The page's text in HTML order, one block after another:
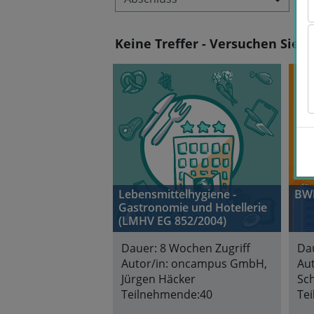
Keine Treffer - Versuchen Sie
Lebensmittelhygiene -
Gastronomie und Hotellerie
(LMHV EG 852/2004)
Dauer: 8 Wochen Zugriff
Autor/in: oncampus GmbH,
Jürgen Häcker
Teilnehmende:40